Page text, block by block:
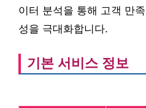
이터 분석을 통해 고객 만
성을 극대화합니다.
기본 서비스 정보